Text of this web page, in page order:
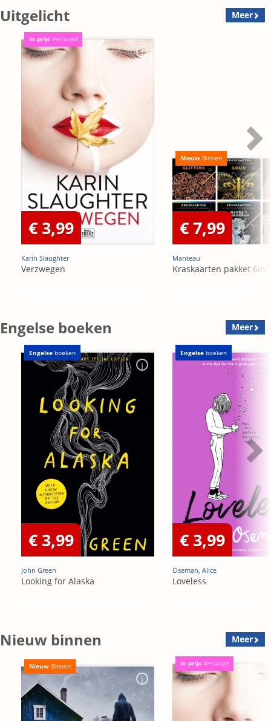
Uitgelicht Meer
In prijs Verlaagd
€ 3,99
Karin Slaughter
Verzwegen
Nieuw Binnen
€ 7,99
Manteau
Kraskaarten pakket 6in1
Engelse boeken Meer
Engelse boeken
€ 3,99
John Green
Looking for Alaska
Engelse boeken
€ 3,99
Oseman, Alice
Loveless
Nieuw binnen Meer
Nieuw Binnen In prijs Verlaagd